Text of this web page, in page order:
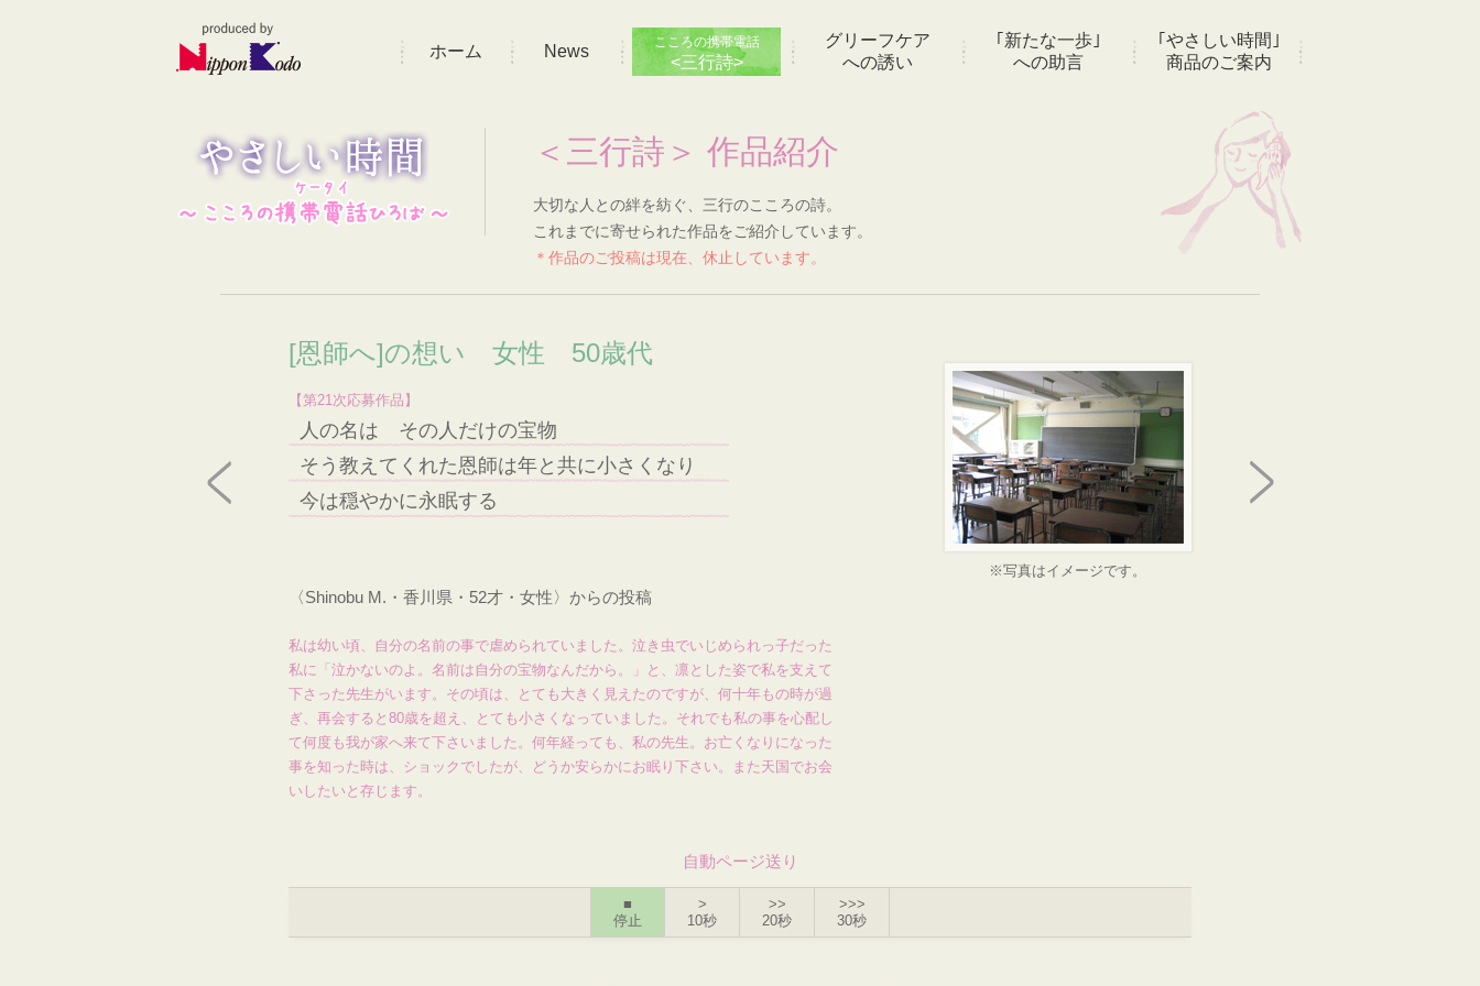
ホーム News こころの携帯電話
<三行詩>
グリーフケア
への誘い
｢新たな一歩｣
への助言
｢やさしい時間｣
商品のご案内
＜三行詩＞ 作品紹介
大切な人との絆を紡ぐ、三行のこころの詩。
これまでに寄せられた作品をご紹介しています。
＊作品のご投稿は現在、休止しています。
[恩師へ]の想い 女性 50歳代
【第21次応募作品】
人の名は その人だけの宝物
そう教えてくれた恩師は年と共に小さくなり
今は穏やかに永眠する
※写真はイメージです。
〈Shinobu M.・香川県・52才・女性〉からの投稿
私は幼い頃、自分の名前の事で虐められていました。泣き虫でいじめられっ子だった
私に「泣かないのよ。名前は自分の宝物なんだから。」と、凛とした姿で私を支えて
下さった先生がいます。その頃は、とても大きく見えたのですが、何十年もの時が過
ぎ、再会すると80歳を超え、とても小さくなっていました。それでも私の事を心配し
て何度も我が家へ来て下さいました。何年経っても、私の先生。お亡くなりになった
事を知った時は、ショックでしたが、どうか安らかにお眠り下さい。また天国でお会
いしたいと存じます。
自動ページ送り
■
停止
>
10秒
>>
20秒
>>>
30秒